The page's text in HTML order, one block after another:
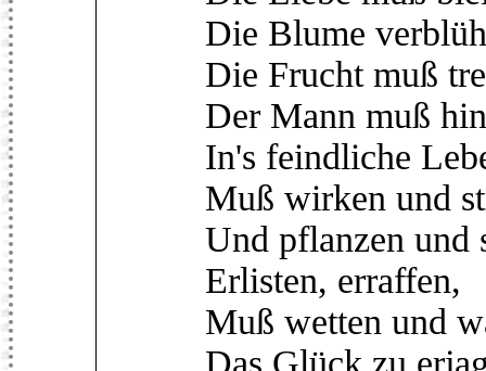
Die Blume
Die Frucht muß
Der Mann muß
In's feindliche
Muß wirken und
Und pflanzen und
Erlisten, erraffen,
Muß wetten und
Das Glück zu